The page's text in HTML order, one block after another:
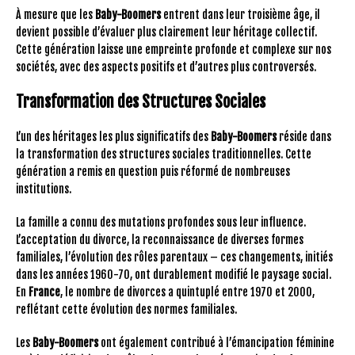
À mesure que les Baby-Boomersentrent dans leur troisième âge, il
devient possible d’évaluer plus clairement leur héritage collectif.
Cette génération laisse une empreinte profonde et complexe sur nos
sociétés, avec des aspects positifs et d’autres plus controversés.
Transformation des Structures Sociales
L’un des héritages les plus significatifs des Baby-Boomersréside dans
la transformation des structures sociales traditionnelles. Cette
génération a remis en question puis réformé de nombreuses
institutions.
La famille a connu des mutations profondes sous leur influence.
L’acceptation du divorce, la reconnaissance de diverses formes
familiales, l’évolution des rôles parentaux – ces changements, initiés
dans les années 1960-70, ont durablement modifié le paysage social.
En France, le nombre de divorces a quintuplé entre 1970 et 2000,
reflétant cette évolution des normes familiales.
Les Baby-Boomersont également contribué à l’émancipation féminine